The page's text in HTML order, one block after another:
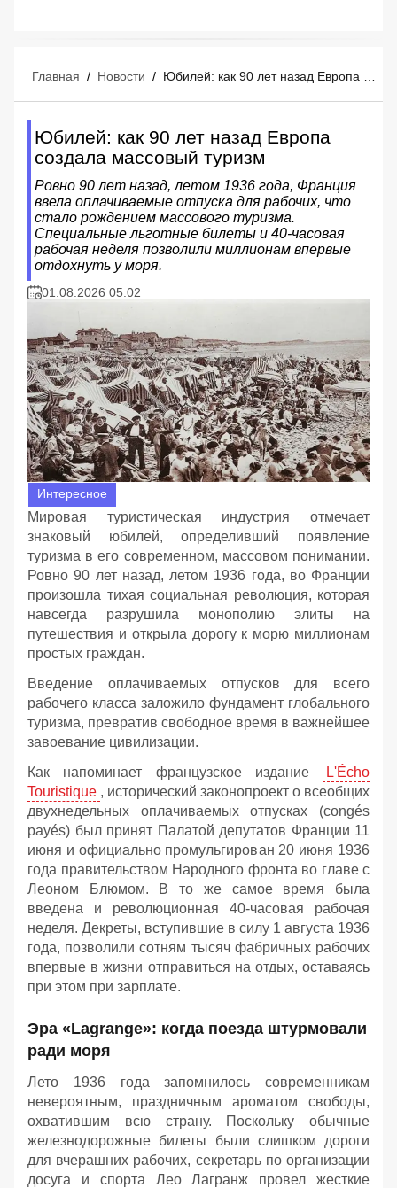
Главная / Новости /
Юбилей: как 90 лет назад Европа
создала массовый туризм
Ровно 90 лет назад, летом 1936 года, Франция
ввела оплачиваемые отпуска для рабочих, что
стало рождением массового туризма.
Специальные льготные билеты и 40-часовая
рабочая неделя позволили миллионам впервые
отдохнуть у моря.
01.08.2026 05:02
Интересное
Мировая туристическая индустрия отмечает
знаковый юбилей, определивший появление
туризма в его современном, массовом понимании.
Ровно 90 лет назад, летом 1936 года, во Франции
произошла тихая социальная революция, которая
навсегда разрушила монополию элиты на
путешествия и открыла дорогу к морю миллионам
простых граждан.
Введение оплачиваемых отпусков для всего
рабочего класса заложило фундамент глобального
туризма, превратив свободное время в важнейшее
завоевание цивилизации.
Как напоминает французское издание
L'Écho
Touristique , исторический законопроект о всеобщих
двухнедельных оплачиваемых отпусках (congés
payés) был принят Палатой депутатов Франции 11
июня и официально промульгирован 20 июня 1936
года правительством Народного фронта во главе с
Леоном Блюмом. В то же самое время была
введена и революционная 40-часовая рабочая
неделя. Декреты, вступившие в силу 1 августа 1936
года, позволили сотням тысяч фабричных рабочих
впервые в жизни отправиться на отдых, оставаясь
при этом при зарплате.
Эра «Lagrange»: когда поезда штурмовали
ради моря
Лето 1936 года запомнилось современникам
невероятным, праздничным ароматом свободы,
охватившим всю страну. Поскольку обычные
железнодорожные билеты были слишком дороги
для вчерашних рабочих, секретарь по организации
досуга и спорта Лео Лагранж провел жесткие